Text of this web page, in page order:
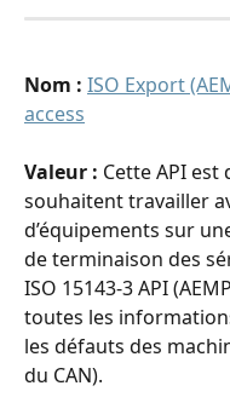
Nom : ISO Export
access
Valeur : Cette API
souhaitent travailler
d’équipements sur
de terminaison des
ISO 15143-3 API
toutes les
les défauts des
du CAN).